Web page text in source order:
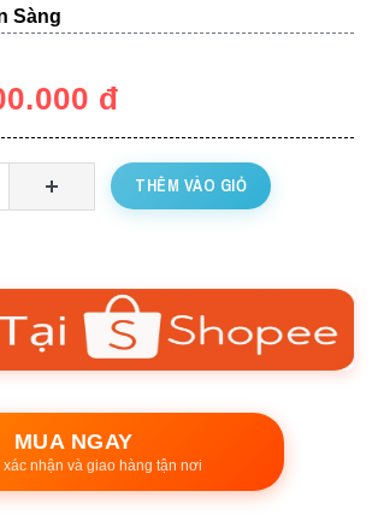
Sàng
đ
THÊM VÀO GIỎ
MUA NGAY
xác nhận và giao hàng tận nơi